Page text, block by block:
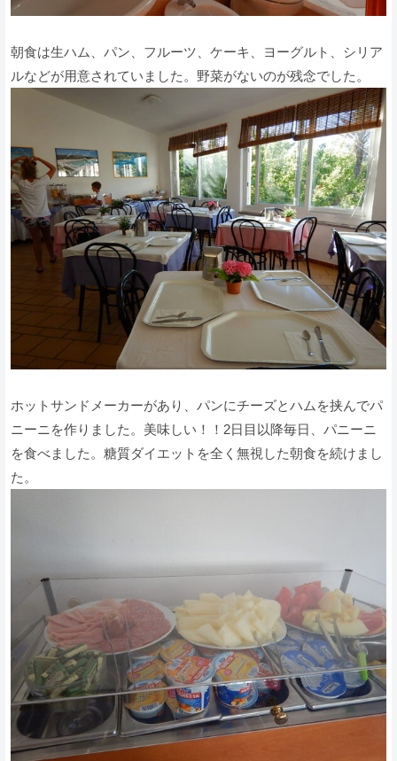
朝食は生ハム、パン、フルーツ、ケーキ、ヨーグルト、シリア
ルなどが用意されていました。野菜がないのが残念でした。
ホットサンドメーカーがあり、パンにチーズとハムを挟んでパ
ニーニを作りました。美味しい！！2日目以降毎日、パニーニ
を食べました。糖質ダイエットを全く無視した朝食を続けまし
た。